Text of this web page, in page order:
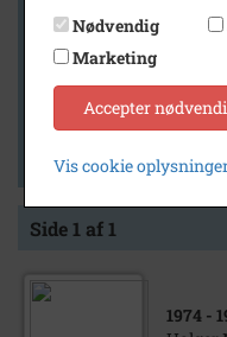
Vis kun med billeder
Vis kun med filmklip
Vis kun med lydklip
Vis kun med kilder
Vis kun med geo-tag
Side 1 af 1
1974 -
Nødvendig
Marketing
Accepter
Vis cookie